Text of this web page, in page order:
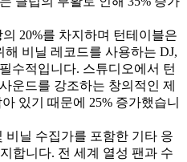
20%를 차지하며 턴테이블은
비닐 레코드를 사용하는 DJ,
수적입니다. 스튜디오에서 턴
운드를 강조하는 창의적인 제
있기 때문에 25% 증가했습니
비닐 수집가를 포함한 기타 응
합니다. 전 세계 열성 팬과 수